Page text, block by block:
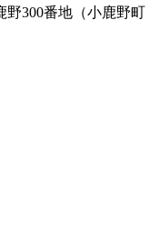
野300番地 （小鹿野町